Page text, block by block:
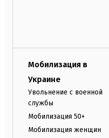
Мобилизация в
Украине
Увольнение с военной
службы
Мобилизация 50+
Мобилизация женщин